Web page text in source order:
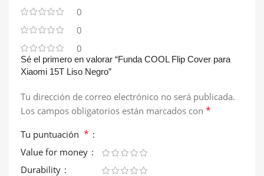
0
0
0
Sé el primero en valorar “Funda COOL Flip Cover para
Xiaomi 15T Liso Negro”
Tu dirección de correo electrónico no será publicada.
Los campos obligatorios están marcados con *
Tu puntuación *
Value for money
Durability